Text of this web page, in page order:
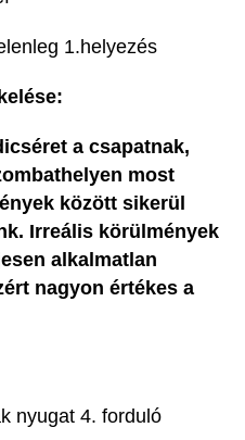
1.helyezés
a csapatnak,
most
között sikerül
Irreális körülmények
alkalmatlan
nagyon értékes a
nyugat 4. forduló